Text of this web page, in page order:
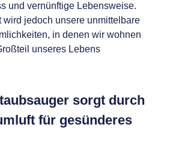
und vernünftige Lebensweise.
wird jedoch unsere unmittelbare
in denen wir wohnen
unseres Lebens
sorgt durch
für gesünderes